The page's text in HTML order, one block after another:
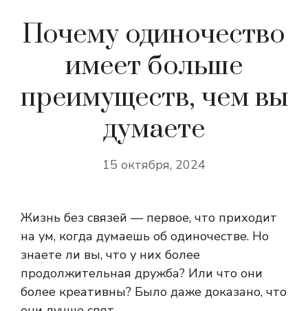
Почему одиночество
имеет больше
преимуществ, чем вы
думаете
15 октября, 2024
Жизнь без связей — первое, что приходит
на ум, когда думаешь об одиночестве. Но
знаете ли вы, что у них более
продолжительная дружба? Или что они
более креативны? Было даже доказано, что